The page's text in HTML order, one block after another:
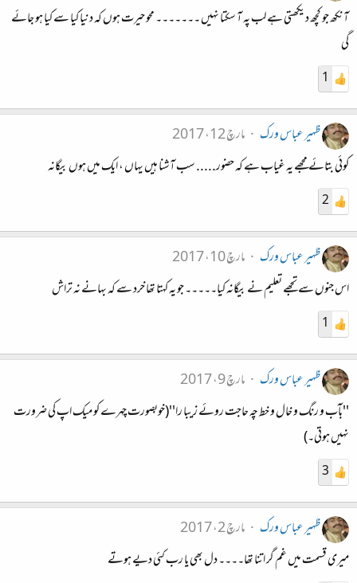
آنکھ جو کچھ دیکھتی ہے لب پہ آ سکتا نہیں ۔۔۔۔۔۔۔ محو حیرت ہوں کہ دنیا کیا سے کیا ہو جائے
گی
1
ظہیر عباس ورک
مارچ 12، 2017
کوئی بتائے مجھے یہ غیاب ہے کہ حضور..... سب آشنا ہیں یہاں ، ایک میں ہوں بیگانہ
2
ظہیر عباس ورک
مارچ 10، 2017
اس جنوں سے تجھے تعلیم نے بیگانہ کیا۔۔۔۔۔ جو یہ کہتا تھا خرد سے کہ بہانے نہ تراش
1
ظہیر عباس ورک
مارچ 9، 2017
''بآب و رنگ و خال و خط چہ حاجت روئے زیبا را''(خوبصورت چہرے کو میک اپ کی ضرورت
نہیں ہوتی۔)
3
ظہیر عباس ورک
مارچ 2، 2017
میری قسمت میں غم گر اتنا تھا۔۔۔۔ دل بھی یا رب کئی دیے ہوتے